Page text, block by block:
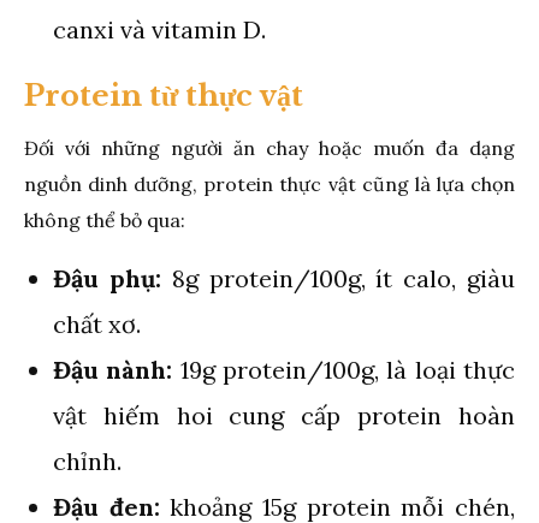
canxi và vitamin D.
Protein từ thực vật
Đối với những người ăn chay hoặc muốn đa dạng
nguồn dinh dưỡng, protein thực vật cũng là lựa chọn
không thể bỏ qua:
Đậu phụ: 8g protein/100g, ít calo, giàu
chất xơ.
Đậu nành: 19g protein/100g, là loại thực
vật hiếm hoi cung cấp protein hoàn
chỉnh.
Đậu đen: khoảng 15g protein mỗi chén,